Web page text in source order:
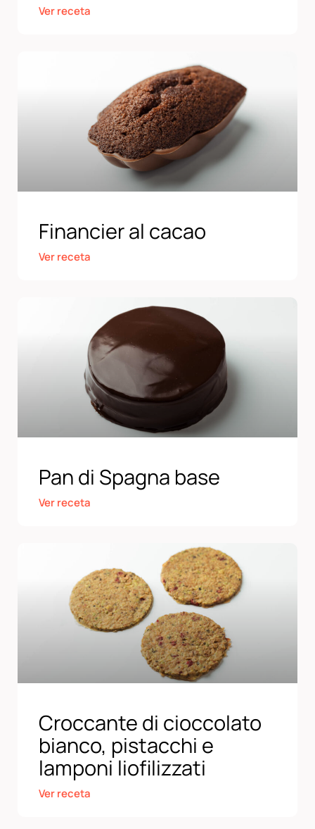
Ver receta
Financier al cacao
Ver receta
Pan di Spagna base
Ver receta
Croccante di cioccolato
bianco, pistacchi e
lamponi liofilizzati
Ver receta